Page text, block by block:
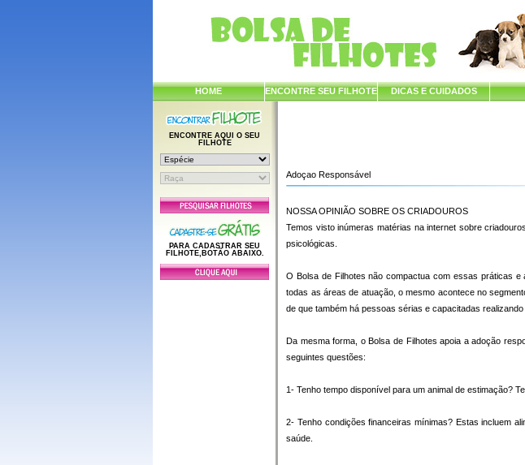
HOME ENCONTRE SEU FILHOTE DICAS E CUIDADOS
ENCONTRE AQUI O SEU
FILHOTE
PARA CADASTRAR SEU
FILHOTE,BOTÃO ABAIXO.
Adoçao Responsável
NOSSA OPINIÃO SOBRE OS CRIADOUROS
Temos visto inúmeras matérias na internet sobre
psicológicas.
O Bolsa de Filhotes não compactua com essas práticas
todas as áreas de atuação, o mesmo acontece no
de que também há pessoas sérias e capacitadas
Da mesma forma, o Bolsa de Filhotes apoia a adoção
seguintes questões:
1- Tenho tempo disponível para um animal de estimação?
2- Tenho condições financeiras mínimas? Estas incluem
saúde.